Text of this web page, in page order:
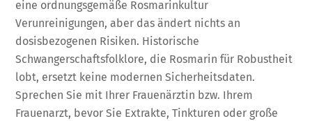
eine ordnungsgemäße Rosmarinkultur
Verunreinigungen, aber das ändert nichts an
dosisbezogenen Risiken. Historische
Schwangerschaftsfolklore, die Rosmarin für Robustheit
lobt, ersetzt keine modernen Sicherheitsdaten.
Sprechen Sie mit Ihrer Frauenärztin bzw. Ihrem
Frauenarzt, bevor Sie Extrakte, Tinkturen oder große